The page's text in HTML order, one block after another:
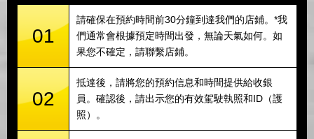
01
請確保在預約時間前30分鐘到達我們的店鋪。*我
們通常會根據預定時間出發，無論天氣如何。如
果您不確定，請聯繫店鋪。
02
抵達後，請將您的預約信息和時間提供給收銀
員。確認後，請出示您的有效駕駛執照和ID（護
照）。